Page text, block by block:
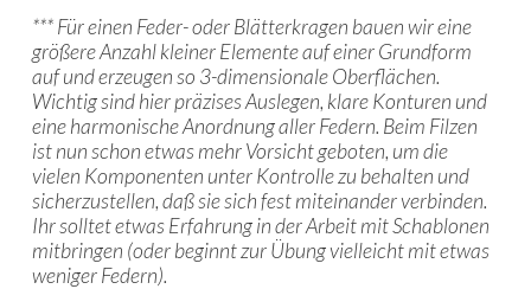
*** Für einen Feder- oder Blätterkragen bauen wir eine
größere Anzahl kleiner Elemente auf einer Grundform
auf und erzeugen so 3-dimensionale Oberflächen.
Wichtig sind hier präzises Auslegen, klare Konturen und
eine harmonische Anordnung aller Federn. Beim Filzen
ist nun schon etwas mehr Vorsicht geboten, um die
vielen Komponenten unter Kontrolle zu behalten und
sicherzustellen, daß sie sich fest miteinander verbinden.
Ihr solltet etwas Erfahrung in der Arbeit mit Schablonen
mitbringen (oder beginnt zur Übung vielleicht mit etwas
weniger Federn).